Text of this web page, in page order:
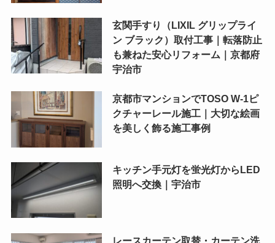
玄関手すり（LIXIL グリップライ
ン ブラック）取付工事｜転落防止
も兼ねた安心リフォーム｜京都府
宇治市
京都市マンションでTOSO W-1ピ
クチャーレール施工｜大切な絵画
を美しく飾る施工事例
キッチン手元灯を蛍光灯からLED
照明へ交換｜宇治市
レースカーテン取替・カーテン洗